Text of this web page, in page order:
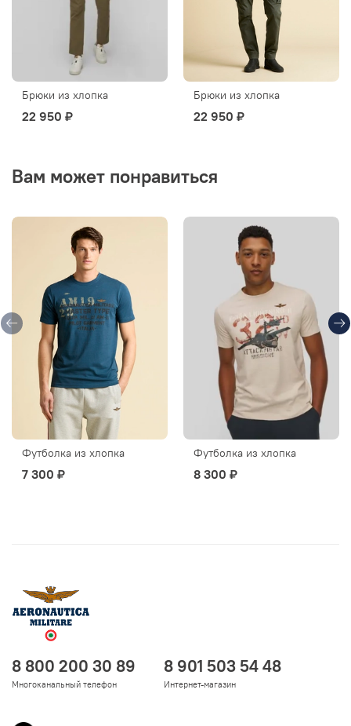
Брюки из хлопка
22 950 ₽
Брюки из хлопка
22 950 ₽
Вам может понравиться
Футболка из хлопка
7 300 ₽
Футболка из хлопка
8 300 ₽
8 800 200 30 89
Многоканальный телефон
8 901 503 54 48
Интернет-магазин